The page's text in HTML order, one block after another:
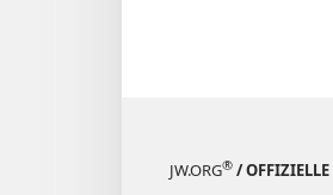
JW.ORG® / OFFIZIELLE